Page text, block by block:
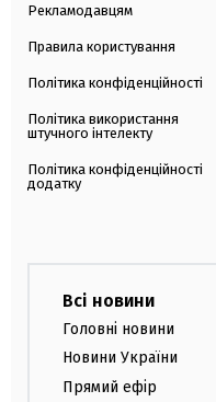
Рекламодавцям
Правила користування
Політика конфіденційності
Політика використання
штучного інтелекту
Політика конфіденційності
додатку
Всі новини
Головні новини
Новини України
Прямий ефір